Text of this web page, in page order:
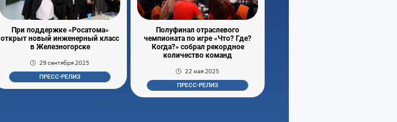
При поддержке «Росатома»
открыт новый инженерный класс
в Железногорске
29 сентября 2025
ПРЕСС-РЕЛИЗ
Полуфинал отраслевого
чемпионата по игре «Что? Где?
Когда?» собрал рекордное
количество команд
22 мая 2025
ПРЕСС-РЕЛИЗ